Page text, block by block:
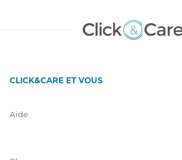
CLICK&CARE ET VOUS
Aide